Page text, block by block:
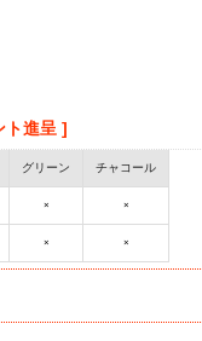
ト進呈 ]
グリーン チャコール
× ×
× ×